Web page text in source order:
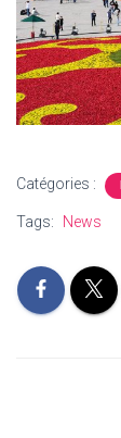
Catégories :
Tags: News